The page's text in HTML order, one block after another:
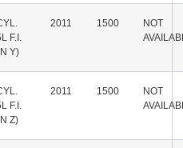
F.I.
Y)
2011 1500
NOT
F.I.
Z)
2011 1500
NOT